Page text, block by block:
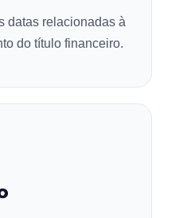
datas relacionadas à
do título financeiro.